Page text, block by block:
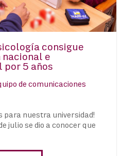
consigue
e
por 5 años
de comunicaciones
para nuestra universidad!
julio se dio a conocer que